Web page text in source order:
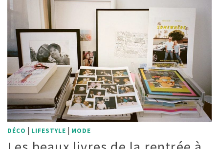
DÉCO | LIFESTYLE | MODE